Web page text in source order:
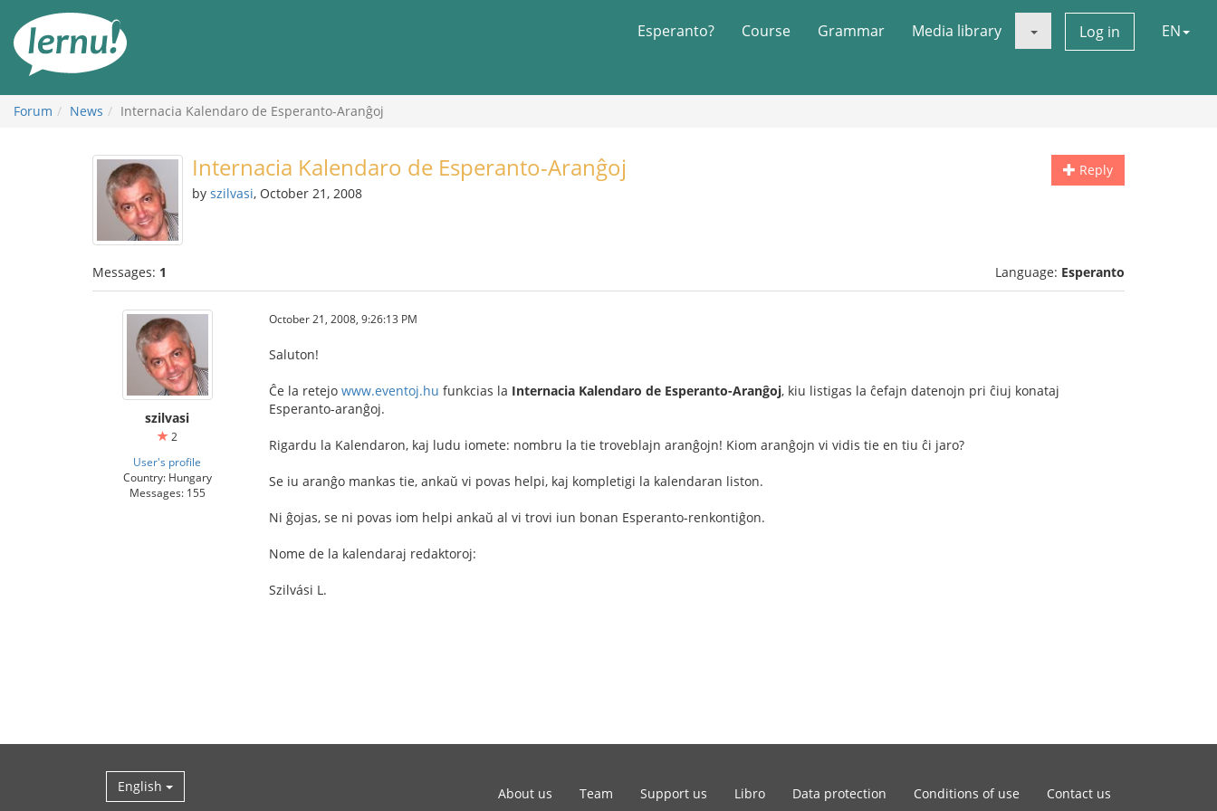
the
content
Esperanto? Course Grammar Media library Log in EN
Forum News Internacia Kalendaro de Esperanto-Aranĝoj
Reply
Internacia Kalendaro de Esperanto-Aranĝoj
by szilvasi, October 21, 2008
Messages: 1 Language: Esperanto
szilvasi
2
User's profile
Country: Hungary
Messages: 155
October 21, 2008, 9:26:13 PM
Saluton!
Ĉe la retejo www.eventoj.hu funkcias la Internacia Kalendaro de Esperanto-Aranĝoj, kiu listigas la ĉefajn datenojn pri ĉiuj konataj
Esperanto-aranĝoj.
Rigardu la Kalendaron, kaj ludu iomete: nombru la tie troveblajn aranĝojn! Kiom aranĝojn vi vidis tie en tiu ĉi jaro?
Se iu aranĝo mankas tie, ankaŭ vi povas helpi, kaj kompletigi la kalendaran liston.
Ni ĝojas, se ni povas iom helpi ankaŭ al vi trovi iun bonan Esperanto-renkontiĝon.
Nome de la kalendaraj redaktoroj:
Szilvási L.
English About us Team Support us Libro Data protection Conditions of use Contact us